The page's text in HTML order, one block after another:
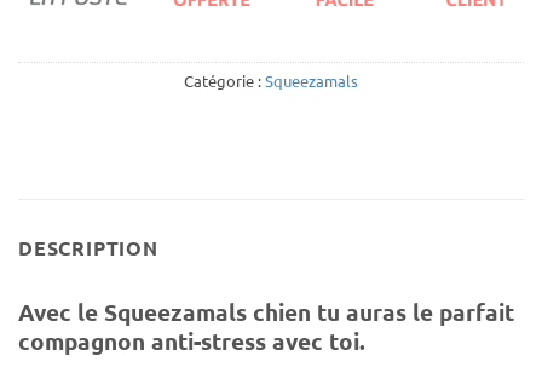
Catégorie :Squeezamals
DESCRIPTION
Avec le Squeezamals chien tu auras le parfait
compagnon anti-stress avec toi.